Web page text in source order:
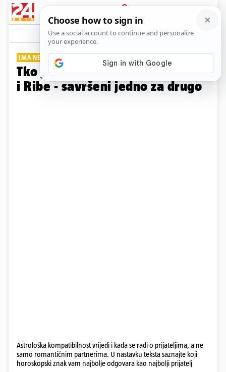
PRIJAVA
Galerija Komentari
IMA NEKA TAJNA VEZA...
Tko je vaš najbolji prijatelj? Rak
i Ribe - savršeni jedno za drugo
Astrološka kompatibilnost vrijedi i kada se radi o prijateljima, a ne
samo romantičnim partnerima. U nastavku teksta saznajte koji
horoskopski znak vam najbolje odgovara kao najbolji prijatelj